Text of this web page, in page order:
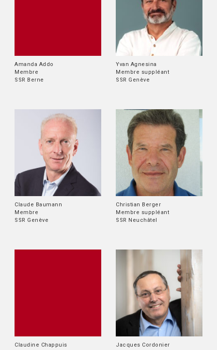
Amanda Addo
Membre
SSR Berne
Yvan Agnesina
Membre suppléant
SSR Genève
Claude Baumann
Membre
SSR Genève
Christian Berger
Membre suppléant
SSR Neuchâtel
Claudine Chappuis
Jacques Cordonier